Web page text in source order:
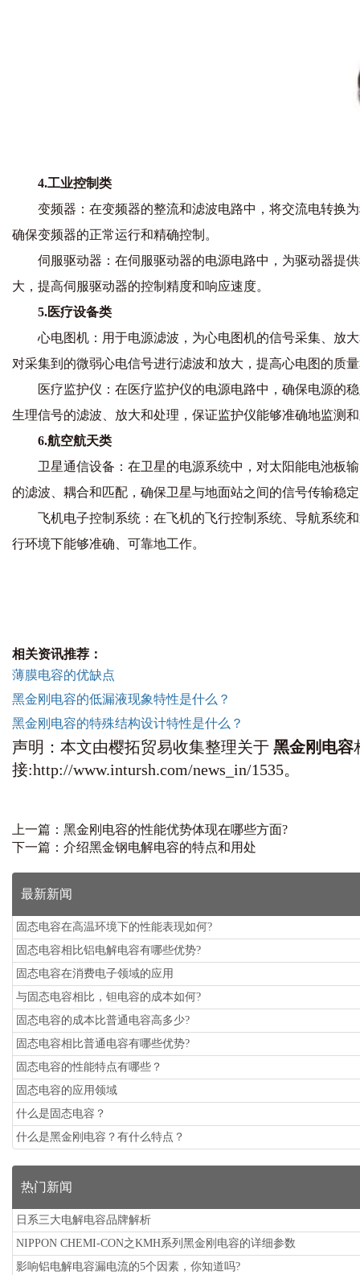
4.工业控制类
变频器：在变频器的整流和滤波电路中，将交流电转换
确保变频器的正常运行和精确控制。
伺服驱动器：在伺服驱动器的电源电路中，为驱动器提
大，提高伺服驱动器的控制精度和响应速度。
5.医疗设备类
心电图机：用于电源滤波，为心电图机的信号采集、放
对采集到的微弱心电信号进行滤波和放大，提高心电图的质
医疗监护仪：在医疗监护仪的电源电路中，确保电源的
生理信号的滤波、放大和处理，保证监护仪能够准确地监测
6.航空航天类
卫星通信设备：在卫星的电源系统中，对太阳能电池板
的滤波、耦合和匹配，确保卫星与地面站之间的信号传输稳
飞机电子控制系统：在飞机的飞行控制系统、导航系统
行环境下能够准确、可靠地工作。
相关资讯推荐：
薄膜电容的优缺点
黑金刚电容的低漏液现象特性是什么？
黑金刚电容的特殊结构设计特性是什么？
声明：本文由樱拓贸易收集整理关于 黑金刚电容
接:http://www.intursh.com/news_in/1535。
上一篇： 黑金刚电容的性能优势体现在哪些方面?
下一篇： 介绍黑金钢电解电容的特点和用处
最新新闻
固态电容在高温环境下的性能表现如何?
固态电容相比铝电解电容有哪些优势?
固态电容在消费电子领域的应用
与固态电容相比，钽电容的成本如何?
固态电容的成本比普通电容高多少?
固态电容相比普通电容有哪些优势?
固态电容的性能特点有哪些？
固态电容的应用领域
什么是固态电容？
什么是黑金刚电容？有什么特点？
热门新闻
日系三大电解电容品牌解析
NIPPON CHEMI-CON之KMH系列黑金刚电容的详细参数
影响铝电解电容漏电流的5个因素，你知道吗?